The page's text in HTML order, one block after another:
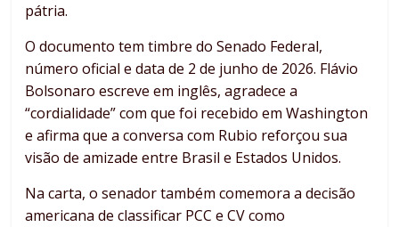
pátria.
O documento tem timbre do Senado Federal,
número oficial e data de 2 de junho de 2026. Flávio
Bolsonaro escreve em inglês, agradece a
“cordialidade” com que foi recebido em Washington
e afirma que a conversa com Rubio reforçou sua
visão de amizade entre Brasil e Estados Unidos.
Na carta, o senador também comemora a decisão
americana de classificar PCC e CV como